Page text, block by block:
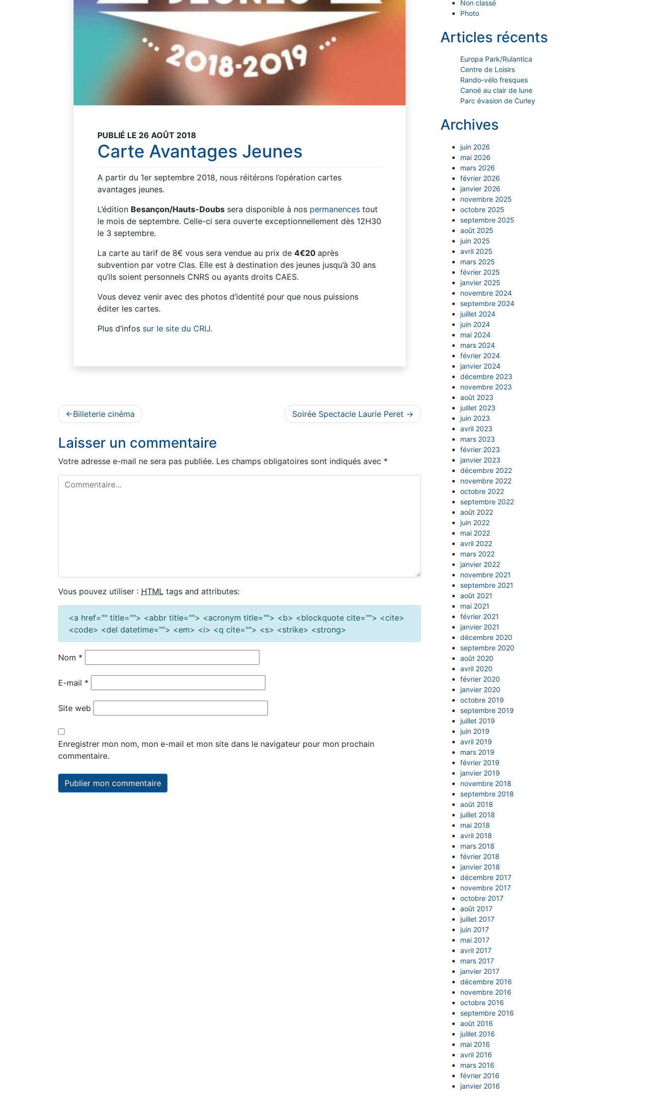
PUBLIÉ LE 26 AOÛT 2018
Carte Avantages Jeunes
A partir du 1er septembre 2018, nous réitérons l’opération cartes
avantages jeunes.
L’édition Besançon/Hauts-Doubs sera disponible à nos permanences tout
le mois de septembre. Celle-ci sera ouverte exceptionnellement dès 12H30
le 3 septembre.
La carte au tarif de 8€ vous sera vendue au prix de 4€20 après
subvention par votre Clas. Elle est à destination des jeunes jusqu’à 30 ans
qu’ils soient personnels CNRS ou ayants droits CAES.
Vous devez venir avec des photos d’identité pour que nous puissions
éditer les cartes.
Plus d’infos sur le site du CRIJ.
Navigation
l’article
Billeterie cinéma Soirée Spectacle Laurie Peret
Laisser un commentaire
Votre adresse e-mail ne sera pas publiée. Les champs obligatoires sont indiqués avec *
Vous pouvez utiliser : HTML tags and attributes:
<a href="" title=""> <abbr title=""> <acronym title=""> <b> <blockquote cite=""> <cite>
<code> <del datetime=""> <em> <i> <q cite=""> <s> <strike> <strong>
Nom *
E-mail *
Site web
Enregistrer mon nom, mon e-mail et mon site dans le navigateur pour mon prochain
commentaire.
Non classé
Photo
Articles récents
Europa Park/Rulantica
Centre de Loisirs
Rando-vélo fresques
Canoë au clair de lune
Parc évasion de Curley
Archives
juin 2026
mai 2026
mars 2026
février 2026
janvier 2026
novembre 2025
octobre 2025
septembre 2025
août 2025
juin 2025
avril 2025
mars 2025
février 2025
janvier 2025
novembre 2024
septembre 2024
juillet 2024
juin 2024
mai 2024
mars 2024
février 2024
janvier 2024
décembre 2023
novembre 2023
août 2023
juillet 2023
juin 2023
avril 2023
mars 2023
février 2023
janvier 2023
décembre 2022
novembre 2022
octobre 2022
septembre 2022
août 2022
juin 2022
mai 2022
avril 2022
mars 2022
janvier 2022
novembre 2021
septembre 2021
août 2021
mai 2021
février 2021
janvier 2021
décembre 2020
septembre 2020
août 2020
avril 2020
février 2020
janvier 2020
octobre 2019
septembre 2019
juillet 2019
juin 2019
avril 2019
mars 2019
février 2019
janvier 2019
novembre 2018
septembre 2018
août 2018
juillet 2018
mai 2018
avril 2018
mars 2018
février 2018
janvier 2018
décembre 2017
novembre 2017
octobre 2017
août 2017
juillet 2017
juin 2017
mai 2017
avril 2017
mars 2017
janvier 2017
décembre 2016
novembre 2016
octobre 2016
septembre 2016
août 2016
juillet 2016
mai 2016
avril 2016
mars 2016
février 2016
janvier 2016